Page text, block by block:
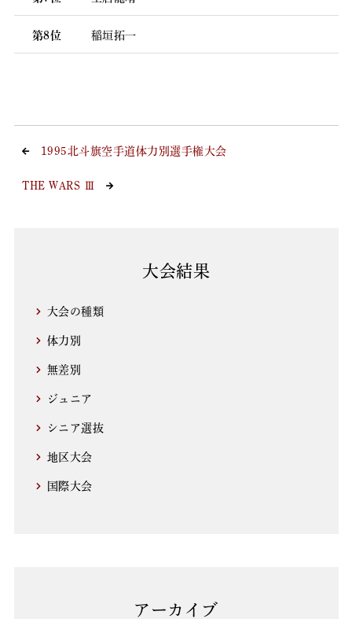
第8位 稲垣拓一
1995北斗旗空手道体力別選手権大会
THE WARS Ⅲ
大会結果
大会の種類
体力別
無差別
ジュニア
シニア選抜
地区大会
国際大会
アーカイブ